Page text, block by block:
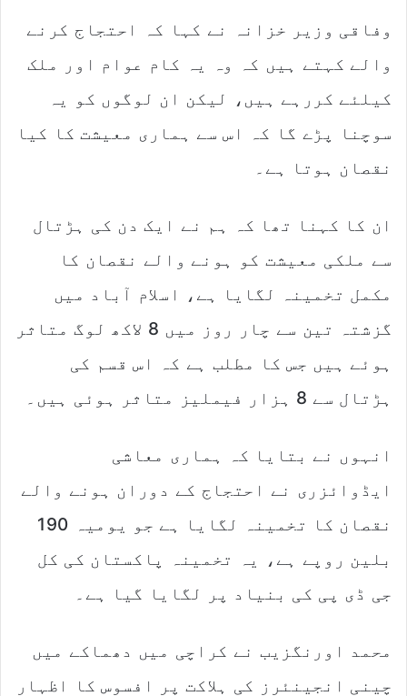
وفاقی وزیر خزانہ نے کہا کہ احتجاج کرنے
والے کہتے ہیں کہ وہ یہ کام عوام اور ملک
کیلئے کررہے ہیں، لیکن ان لوگوں کو یہ
سوچنا پڑے گا کہ اس سے ہماری معیشت کا کیا
نقصان ہوتا ہے۔
ان کا کہنا تھا کہ ہم نے ایک دن کی ہڑتال
سے ملکی معیشت کو ہونے والے نقصان کا
مکمل تخمینہ لگایا ہے، اسلام آباد میں
گزشتہ تین سے چار روز میں 8 لاکھ لوگ متاثر
ہوئے ہیں جس کا مطلب ہے کہ اس قسم کی
ہڑتال سے 8 ہزار فیملیز متاثر ہوئی ہیں۔
انہوں نے بتایا کہ ہماری معاشی
ایڈوائزری نے احتجاج کے دوران ہونے والے
نقصان کا تخمینہ لگایا ہے جو یومیہ 190
بلین روپے ہے، یہ تخمینہ پاکستان کی کل
جی ڈی پی کی بنیاد پر لگایا گیا ہے۔
محمد اورنگزیب نے کراچی میں دھماکے میں
چینی انجینئرز کی ہلاکت پر افسوس کا اظہار